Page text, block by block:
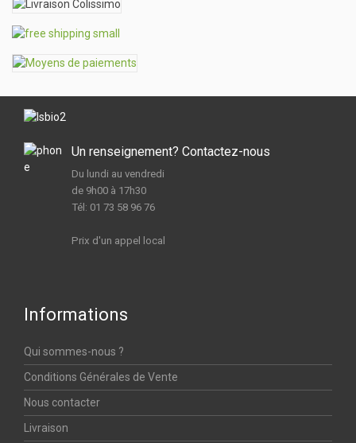
Un renseignement? Contactez-nous
Du lundi au vendredi
de 9h00 à 17h30
Tél: 01 73 58 96 76
Prix d'un appel local
Informations
Qui sommes-nous ?
Conditions Générales de Vente
Nous contacter
Livraison